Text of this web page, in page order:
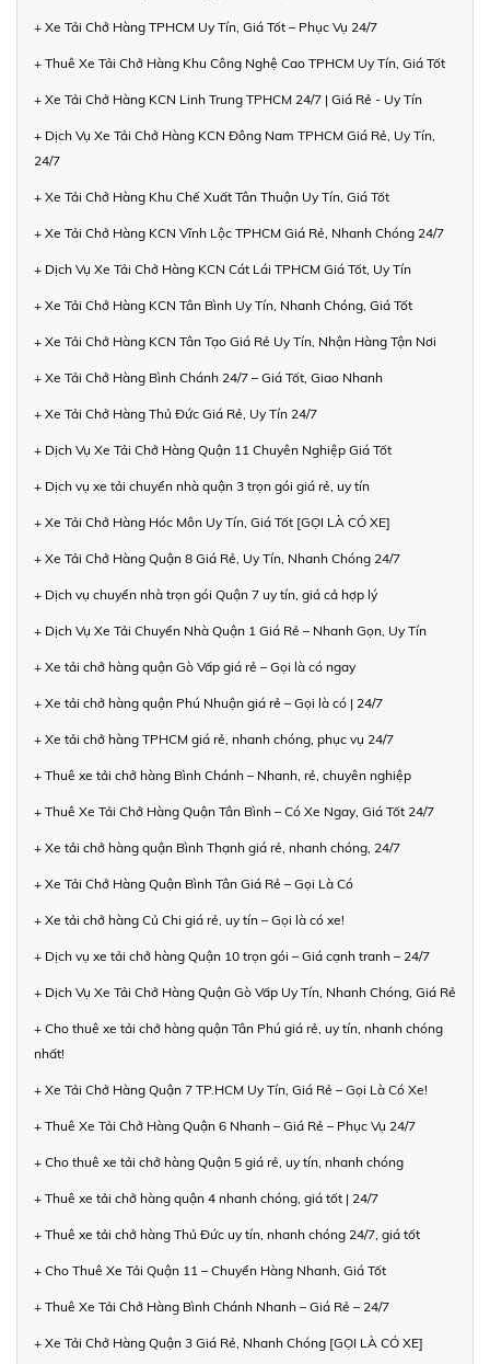
+ Xe Tải Chở Hàng TPHCM Uy Tín, Giá Tốt – Phục Vụ 24/7
+ Thuê Xe Tải Chở Hàng Khu Công Nghệ Cao TPHCM Uy Tín, Giá Tốt
+ Xe Tải Chở Hàng KCN Linh Trung TPHCM 24/7 | Giá Rẻ - Uy Tín
+ Dịch Vụ Xe Tải Chở Hàng KCN Đông Nam TPHCM Giá Rẻ, Uy Tín,
24/7
+ Xe Tải Chở Hàng Khu Chế Xuất Tân Thuận Uy Tín, Giá Tốt
+ Xe Tải Chở Hàng KCN Vĩnh Lộc TPHCM Giá Rẻ, Nhanh Chóng 24/7
+ Dịch Vụ Xe Tải Chở Hàng KCN Cát Lái TPHCM Giá Tốt, Uy Tín
+ Xe Tải Chở Hàng KCN Tân Bình Uy Tín, Nhanh Chóng, Giá Tốt
+ Xe Tải Chở Hàng KCN Tân Tạo Giá Rẻ Uy Tín, Nhận Hàng Tận Nơi
+ Xe Tải Chở Hàng Bình Chánh 24/7 – Giá Tốt, Giao Nhanh
+ Xe Tải Chở Hàng Thủ Đức Giá Rẻ, Uy Tín 24/7
+ Dịch Vụ Xe Tải Chở Hàng Quận 11 Chuyên Nghiệp Giá Tốt
+ Dịch vụ xe tải chuyển nhà quận 3 trọn gói giá rẻ, uy tín
+ Xe Tải Chở Hàng Hóc Môn Uy Tín, Giá Tốt [GỌI LÀ CÓ XE]
+ Xe Tải Chở Hàng Quận 8 Giá Rẻ, Uy Tín, Nhanh Chóng 24/7
+ Dịch vụ chuyển nhà trọn gói Quận 7 uy tín, giá cả hợp lý
+ Dịch Vụ Xe Tải Chuyển Nhà Quận 1 Giá Rẻ – Nhanh Gọn, Uy Tín
+ Xe tải chở hàng quận Gò Vấp giá rẻ – Gọi là có ngay
+ Xe tải chở hàng quận Phú Nhuận giá rẻ – Gọi là có | 24/7
+ Xe tải chở hàng TPHCM giá rẻ, nhanh chóng, phục vụ 24/7
+ Thuê xe tải chở hàng Bình Chánh – Nhanh, rẻ, chuyên nghiệp
+ Thuê Xe Tải Chở Hàng Quận Tân Bình – Có Xe Ngay, Giá Tốt 24/7
+ Xe tải chở hàng quận Bình Thạnh giá rẻ, nhanh chóng, 24/7
+ Xe Tải Chở Hàng Quận Bình Tân Giá Rẻ – Gọi Là Có
+ Xe tải chở hàng Củ Chi giá rẻ, uy tín – Gọi là có xe!
+ Dịch vụ xe tải chở hàng Quận 10 trọn gói – Giá cạnh tranh – 24/7
+ Dịch Vụ Xe Tải Chở Hàng Quận Gò Vấp Uy Tín, Nhanh Chóng, Giá Rẻ
+ Cho thuê xe tải chở hàng quận Tân Phú giá rẻ, uy tín, nhanh chóng
nhất!
+ Xe Tải Chở Hàng Quận 7 TP.HCM Uy Tín, Giá Rẻ – Gọi Là Có Xe!
+ Thuê Xe Tải Chở Hàng Quận 6 Nhanh – Giá Rẻ – Phục Vụ 24/7
+ Cho thuê xe tải chở hàng Quận 5 giá rẻ, uy tín, nhanh chóng
+ Thuê xe tải chở hàng quận 4 nhanh chóng, giá tốt | 24/7
+ Thuê xe tải chở hàng Thủ Đức uy tín, nhanh chóng 24/7, giá tốt
+ Cho Thuê Xe Tải Quận 11 – Chuyển Hàng Nhanh, Giá Tốt
+ Thuê Xe Tải Chở Hàng Bình Chánh Nhanh – Giá Rẻ – 24/7
+ Xe Tải Chở Hàng Quận 3 Giá Rẻ, Nhanh Chóng [GỌI LÀ CÓ XE]